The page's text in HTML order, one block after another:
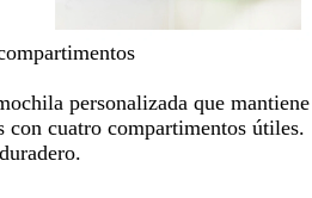
alejar
flechas
para
personalizada que mantiene
con cuatro compartimentos útiles.